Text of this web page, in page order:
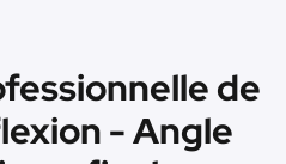
de
- Angle